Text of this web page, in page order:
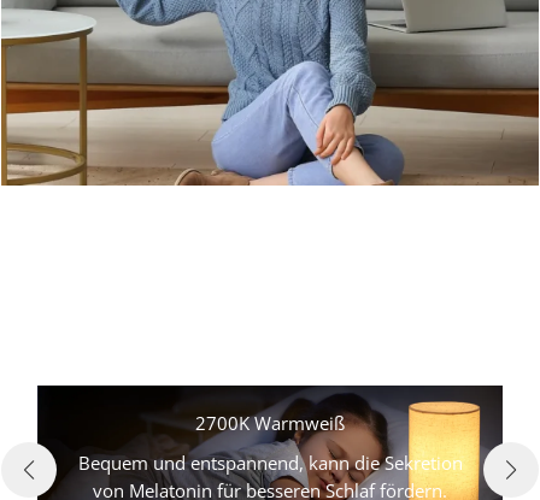
2700K Warmweiß
und entspannend, kann die Sekretion
für besseren Schlaf fördern.
Eine
simuliert, trägt